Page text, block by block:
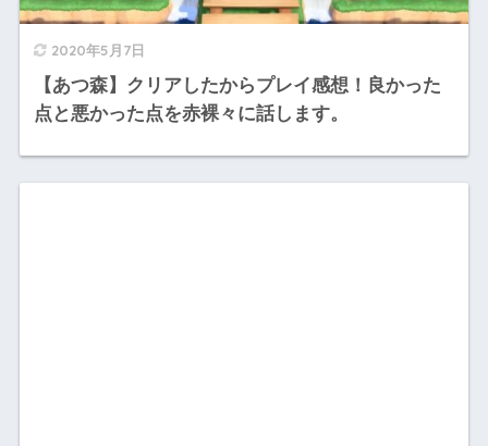
2020年5月7日
【あつ森】クリアしたからプレイ感想！良かった
点と悪かった点を赤裸々に話します。